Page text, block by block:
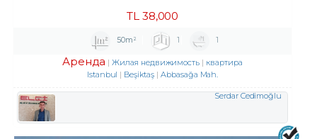
TL 38,000
50m² 1 1
Аренда Жилая недвижимость
квартира
Istanbul
Beşiktaş Abbasağa Mah.
Serdar Cedimoğlu